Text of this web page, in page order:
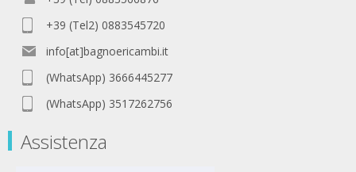
+39 (Tel2) 0883545720
info[at]bagnoericambi.it
(WhatsApp) 3666445277
(WhatsApp) 3517262756
Assistenza